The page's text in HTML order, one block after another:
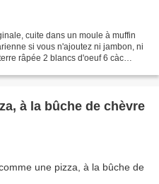
cuite dans un moule à muffin
si vous n'ajoutez ni jambon, ni
râpée 2 blancs d'oeuf 6 càc
à la bûche de chèvre